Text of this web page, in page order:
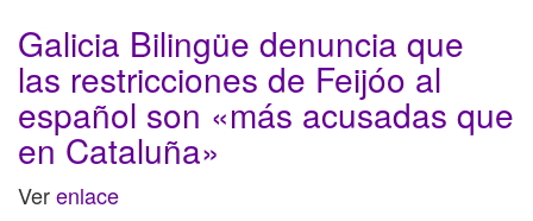
Galicia Bilingüe denuncia que
las restricciones de Feijóo al
español son «más acusadas que
en Cataluña»
Verenlace